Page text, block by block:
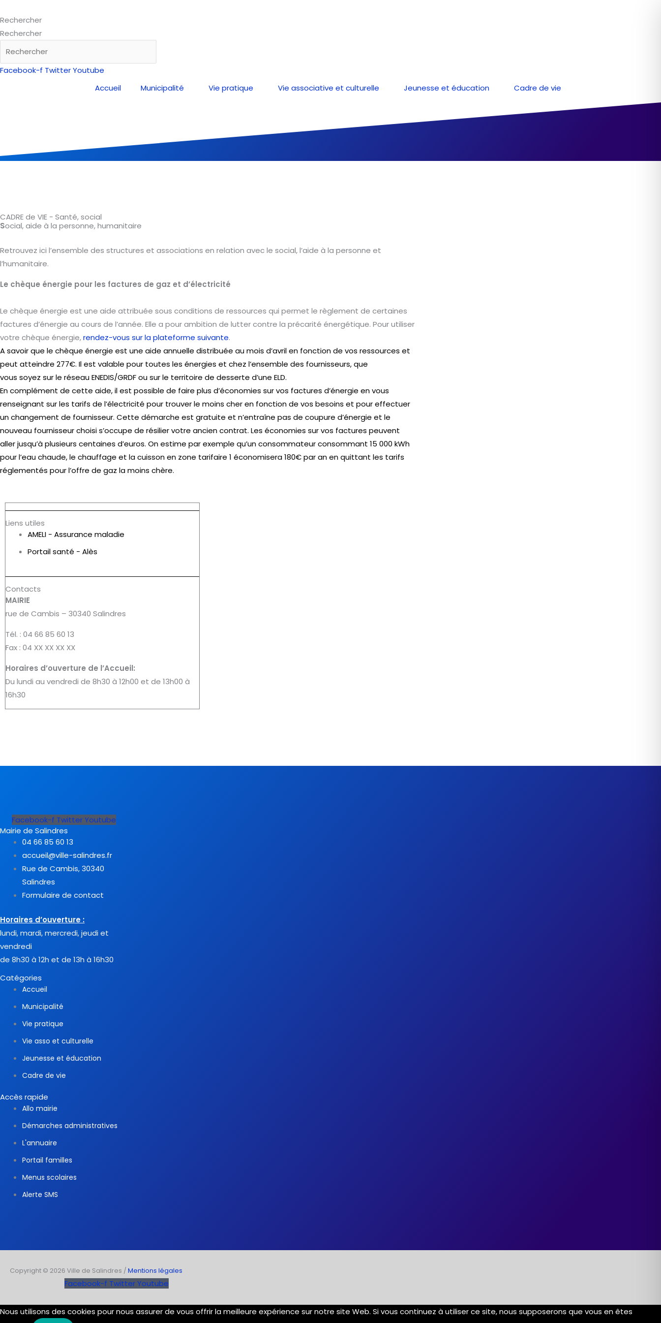
au
contenu
Rechercher
Rechercher
Facebook-f TwitterYoutube
Accueil
Municipalité Vie pratique Vie associative et culturelle Jeunesse et éducation Cadre de vie
CADRE de VIE - Santé, social
Social, aide à la personne, humanitaire
Retrouvez ici l’ensemble des structures et associations en relation avec le social, l’aide à la personne et
l’humanitaire.
Le chèque énergie pour les factures de gaz et d’électricité
Le chèque énergie est une aide attribuée sous conditions de ressources qui permet le règlement de certaines
factures d’énergie au cours de l’année. Elle a pour ambition de lutter contre la précarité énergétique. Pour utiliser
votre chèque énergie,rendez-vous sur la plateforme suivante.
A savoir que le chèque énergie est une aide annuelle distribuée au mois d’avril en fonction de vos ressources et
peut atteindre 277€. Il est valable pour toutes les énergies et chez l’ensemble des fournisseurs, que
vous soyez sur le réseau ENEDIS/GRDF ou sur le territoire de desserte d’une ELD.
En complément de cette aide, il est possible de faire plus d’économies sur vos factures d’énergie en vous
renseignant sur les tarifs de l’électricité pour trouver le moins cher en fonction de vos besoins et pour effectuer
un changement de fournisseur. Cette démarche est gratuite et n’entraîne pas de coupure d’énergie et le
nouveau fournisseur choisi s’occupe de résilier votre ancien contrat. Les économies sur vos factures peuvent
aller jusqu’à plusieurs centaines d’euros. On estime par exemple qu’un consommateur consommant 15 000 kWh
pour l’eau chaude, le chauffage et la cuisson en zone tarifaire 1 économisera 180€ par an en quittant les tarifs
réglementés pour l’offre de gaz la moins chère.
Liens utiles
AMELI - Assurance maladie
Portail santé - Alès
Contacts
MAIRIE
rue de Cambis – 30340 Salindres
Tél. : 04 66 85 60 13
Fax : 04 XX XX XX XX
Horaires d’ouverture de l’Accueil:
Du lundi au vendredi de 8h30 à 12h00 et de 13h00 à
16h30
Facebook-f Twitter Youtube
Mairie de Salindres
04 66 85 60 13
accueil@ville-salindres.fr
Rue de Cambis, 30340
Salindres
Formulaire de contact
Horaires d’ouverture :
lundi, mardi, mercredi, jeudi et
vendredi
de 8h30 à 12h et de 13h à 16h30
Catégories
Accueil
Municipalité
Vie pratique
Vie asso et culturelle
Jeunesse et éducation
Cadre de vie
Accès rapide
Allo mairie
Démarches administratives
L'annuaire
Portail familles
Menus scolaires
Alerte SMS
Copyright © 2026 Ville de Salindres /Mentions légales
Facebook-f Twitter Youtube
Nous utilisons des cookies pour nous assurer de vous offrir la meilleure expérience sur notre site Web. Si vous continuez à utiliser ce site, nous supposerons que vous en êtes